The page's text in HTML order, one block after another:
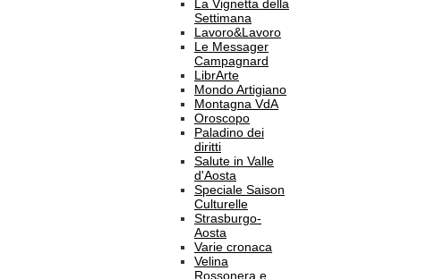
La Vignetta della
Settimana
Lavoro&Lavoro
Le Messager
Campagnard
LibrArte
Mondo Artigiano
Montagna VdA
Oroscopo
Paladino dei
diritti
Salute in Valle
d'Aosta
Speciale Saison
Culturelle
Strasburgo-
Aosta
Varie cronaca
Velina
Rossonera e